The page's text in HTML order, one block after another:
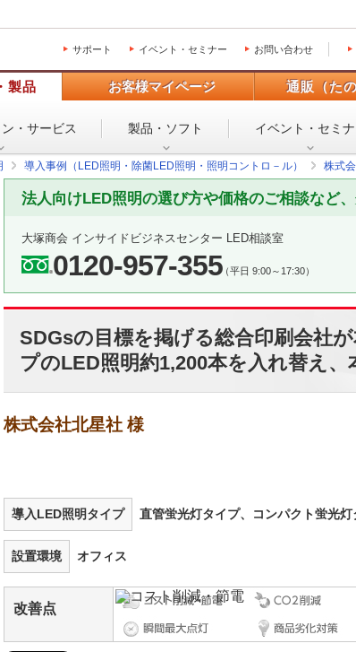
サポート イベント・セミナー お問い合わせ
製品 お客様マイページ 通販（た
・ サービス 製品・ソフト イベント・ セミ
導入事例（LED照明・除菌LED照明・照明コントロ－ル） 株式
法人向けLED照明の選び方や価格のご相談など
大塚商会 インサイドビジネスセンター LED相談室
0120-957-355（平日 9:00～17:30）
SDGsの目標を掲げる総合印刷会社
プのLED照明約1,200本を入れ替え、
株式会社北星社 様
導入LED照明タイプ 直管蛍光灯タイプ、コンパクト蛍光
設置環境 オフィス
改善点